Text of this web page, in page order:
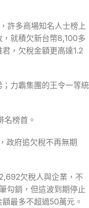
許多商場知名人士榜上
就積欠新台幣8,100多
，欠稅金額更高達1.2
力霸集團的王令一等統
名榜首。
政府追欠稅不再無期
欠稅人與企業，不
勾銷，但這波到期停止
最多不超過50萬元。